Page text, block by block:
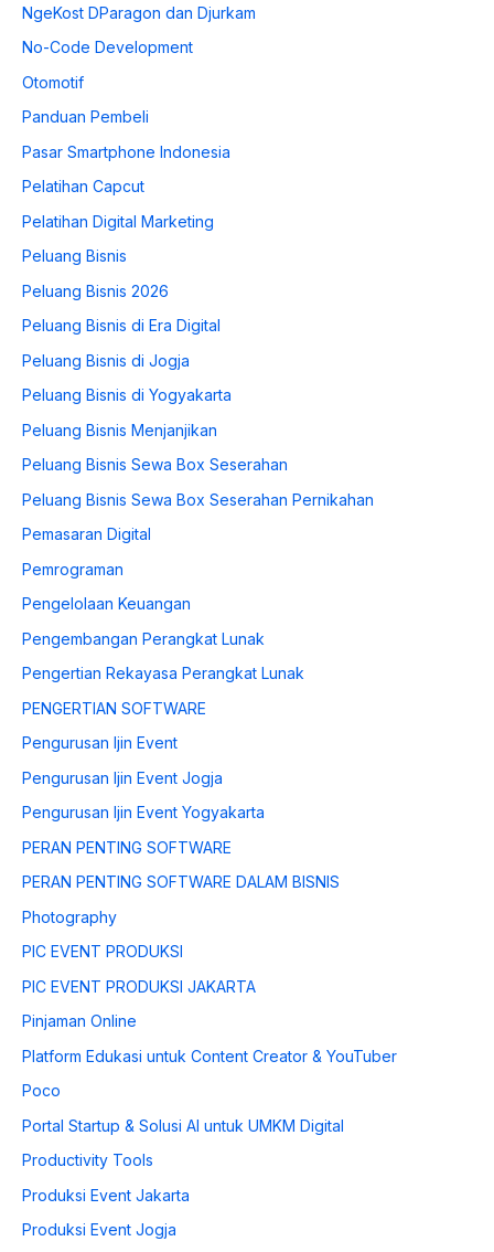
NgeKost DParagon dan Djurkam
No-Code Development
Otomotif
Panduan Pembeli
Pasar Smartphone Indonesia
Pelatihan Capcut
Pelatihan Digital Marketing
Peluang Bisnis
Peluang Bisnis 2026
Peluang Bisnis di Era Digital
Peluang Bisnis di Jogja
Peluang Bisnis di Yogyakarta
Peluang Bisnis Menjanjikan
Peluang Bisnis Sewa Box Seserahan
Peluang Bisnis Sewa Box Seserahan Pernikahan
Pemasaran Digital
Pemrograman
Pengelolaan Keuangan
Pengembangan Perangkat Lunak
Pengertian Rekayasa Perangkat Lunak
PENGERTIAN SOFTWARE
Pengurusan Ijin Event
Pengurusan Ijin Event Jogja
Pengurusan Ijin Event Yogyakarta
PERAN PENTING SOFTWARE
PERAN PENTING SOFTWARE DALAM BISNIS
Photography
PIC EVENT PRODUKSI
PIC EVENT PRODUKSI JAKARTA
Pinjaman Online
Platform Edukasi untuk Content Creator & YouTuber
Poco
Portal Startup & Solusi AI untuk UMKM Digital
Productivity Tools
Produksi Event Jakarta
Produksi Event Jogja